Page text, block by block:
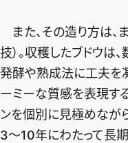
また、その造り方は、
技）。収穫したブドウは
発酵や熟成法に工夫を凝
ーミーな質感を表現する
ンを個別に見極めながら
3〜10年にわたって長